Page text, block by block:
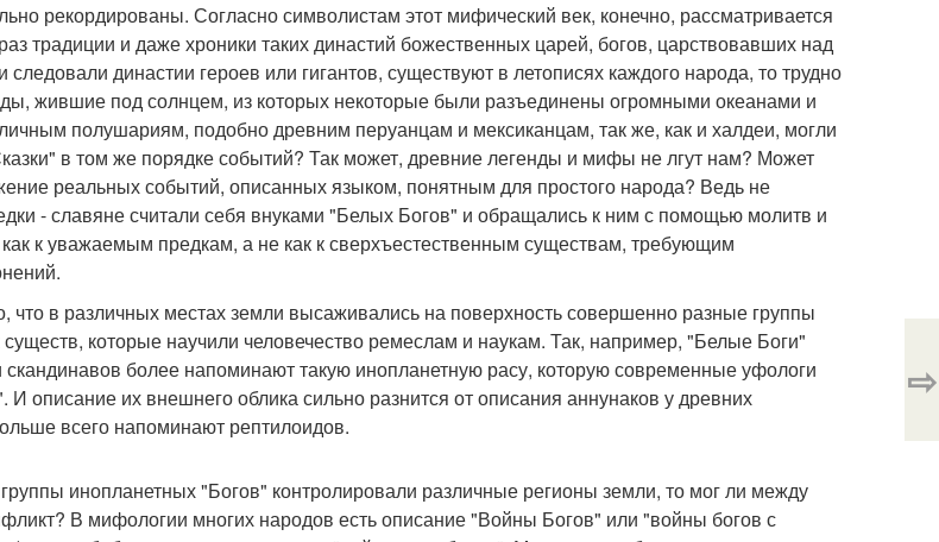
рекордированы. Согласно символистам этот мифический век, конечно, рассматривается
традиции и даже хроники таких династий божественных царей, богов, царствовавших над
династии героев или гигантов, существуют в летописях каждого народа, то трудно
жившие под солнцем, из которых некоторые были разъединены огромными океанами и
полушариям, подобно древним перуанцам и мексиканцам, так же, как и халдеи, могли
в том же порядке событий? Так может, древние легенды и мифы не лгут нам? Может
реальных событий, описанных языком, понятным для простого народа? Ведь не
- славяне считали себя внуками "Белых Богов" и обращались к ним с помощью молитв и
к уважаемым предкам, а не как к сверхъестественным существам, требующим
что в различных местах земли высаживались на поверхность совершенно разные группы
которые научили человечество ремеслам и наукам. Так, например, "Белые Боги"
скандинавов более напоминают такую инопланетную расу, которую современные уфологи
описание их внешнего облика сильно разнится от описания аннунаков у древних
всего напоминают рептилоидов.
инопланетных "Богов" контролировали различные регионы земли, то мог ли между
В мифологии многих народов есть описание "Войны Богов" или "войны богов с
⇨